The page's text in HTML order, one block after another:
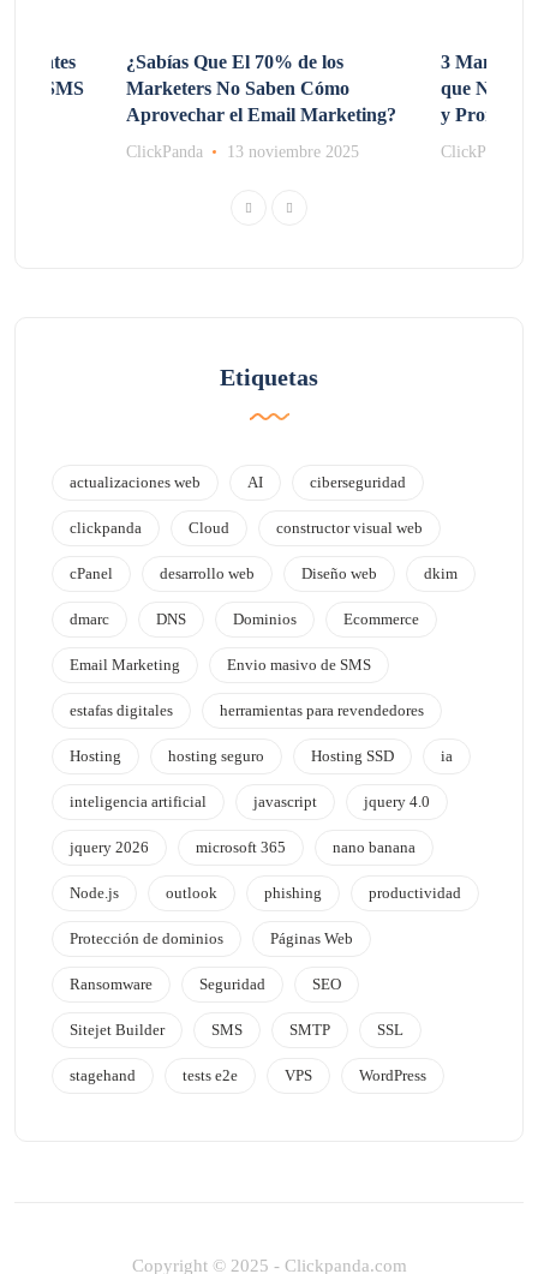
Clientes
SMS
¿Sabías Que El 70% de los
Marketers No Saben Cómo
Aprovechar el Email Marketing?
ClickPanda 13 noviembre 2025
3 Maneras
que No
y
ClickPanda
Etiquetas
actualizaciones web AI ciberseguridad
clickpanda Cloud constructor visual web
cPanel desarrollo web Diseño web dkim
dmarc DNS Dominios Ecommerce
Email Marketing Envio masivo de SMS
estafas digitales herramientas para revendedores
Hosting hosting seguro Hosting SSD ia
inteligencia artificial javascript jquery 4.0
jquery 2026 microsoft 365 nano banana
Node.js outlook phishing productividad
Protección de dominios Páginas Web
Ransomware Seguridad SEO
Sitejet Builder SMS SMTP SSL
stagehand tests e2e VPS WordPress
Copyright © 2025 - Clickpanda.com